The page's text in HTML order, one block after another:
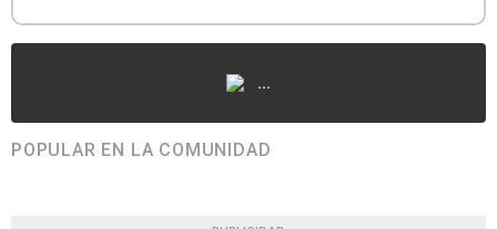
...
POPULAR EN LA COMUNIDAD